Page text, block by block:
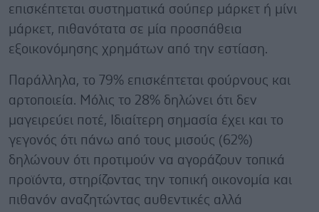
επισκέπτεται συστηματικά σούπερ μάρκετ ή μίνι
μάρκετ, πιθανότατα σε μία προσπάθεια
εξοικονόμησης χρημάτων από την εστίαση.
Παράλληλα, το 79% επισκέπτεται φούρνους και
αρτοποιεία. Μόλις το 28% δηλώνει ότι δεν
μαγειρεύει ποτέ, Ιδιαίτερη σημασία έχει και το
γεγονός ότι πάνω από τους μισούς (62%)
δηλώνουν ότι προτιμούν να αγοράζουν τοπικά
προϊόντα, στηρίζοντας την τοπική οικονομία και
πιθανόν αναζητώντας αυθεντικές αλλά